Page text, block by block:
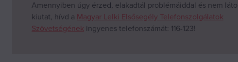
Amennyiben úgy érzed, elakadtál problémáiddal és nem
kiutat, hívd a Magyar Lelki Elsősegély Telefonszolgálatok
Szövetségének ingyenes telefonszámát: 116-123!